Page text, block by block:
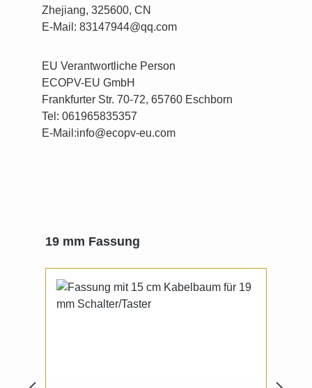
Zhejiang, 325600, CN
E-Mail: 83147944@qq.com
EU Verantwortliche Person
ECOPV-EU GmbH
Frankfurter Str. 70-72, 65760 Eschborn
Tel: 061965835357
E-Mail:info@ecopv-eu.com
Produktgalerie überspringen
19 mm Fassung